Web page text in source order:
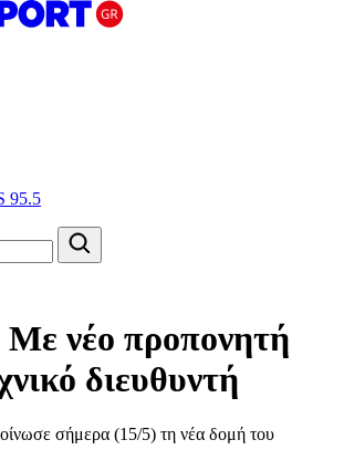
95.5
νέο προπονητή
διευθυντή
σήμερα (15/5) τη νέα δομή του